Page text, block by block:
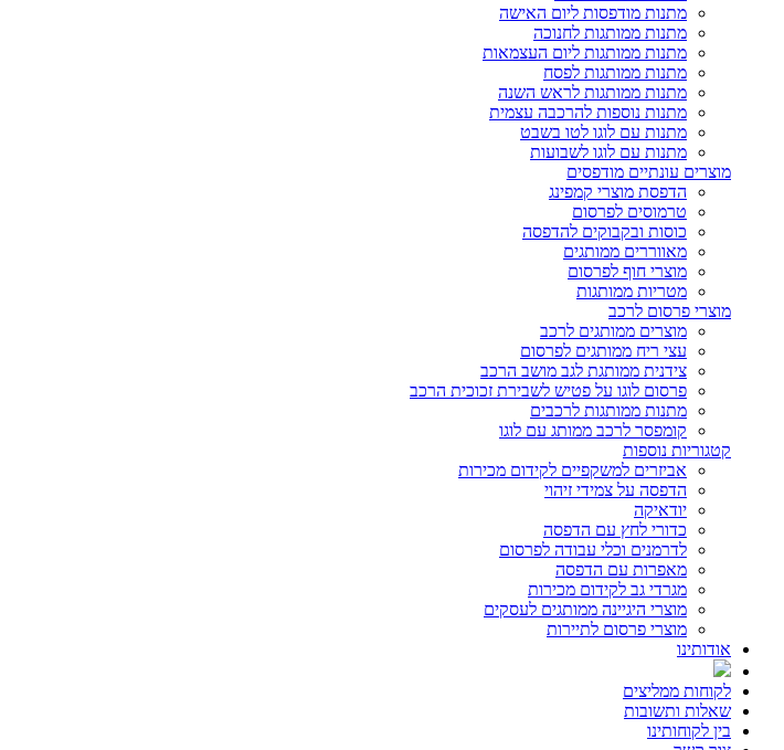
מתנות מודפסות ליום האישה
מתנות ממותגות לחנוכה
מתנות ממותגות ליום העצמאות
מתנות ממותגות לפסח
מתנות ממותגות לראש השנה
מתנות נוספות להרכבה עצמית
מתנות עם לוגו לטו בשבט
מתנות עם לוגו לשבועות
מוצרים עונתיים מודפסים
הדפסת מוצרי קמפינג
טרמוסים לפרסום
כוסות ובקבוקים להדפסה
מאווררים ממותגים
מוצרי חוף לפרסום
מטריות ממותגות
מוצרי פרסום לרכב
מוצרים ממותגים לרכב
עצי ריח ממותגים לפרסום
צידנית ממותגת לגב מושב הרכב
פרסום לוגו על פטיש לשבירת זכוכית הרכב
מתנות ממותגות לרכבים
קומפסר לרכב ממותג עם לוגו
קטגוריות נוספות
אביזרים למשקפיים לקידום מכירות
הדפסה על צמידי זיהוי
יודאיקה
כדורי לחץ עם הדפסה
לדרמנים וכלי עבודה לפרסום
מאפרות עם הדפסה
מגרדי גב לקידום מכירות
מוצרי היגיינה ממותגים לעסקים
מוצרי פרסום לתיירות
אודותינו
לקוחות ממליצים
שאלות ותשובות
בין לקוחותינו